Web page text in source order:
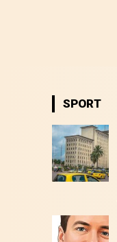
SPORT